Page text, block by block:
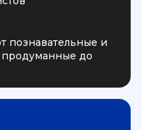
познавательные и
продуманные до